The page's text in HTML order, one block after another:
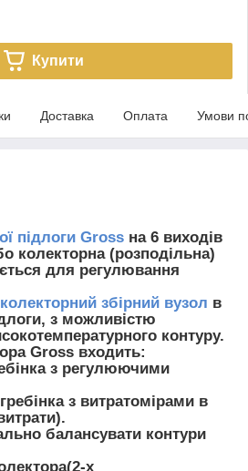
Купити
Доставка Оплата Умови
підлоги Gross на 6 виходів
колекторна (розподільна)
для регулювання
колекторний збірний вузол в
з можливістю
контуру.
Gross входить:
з регулюючими
з витратомірами в
балансувати контури
х